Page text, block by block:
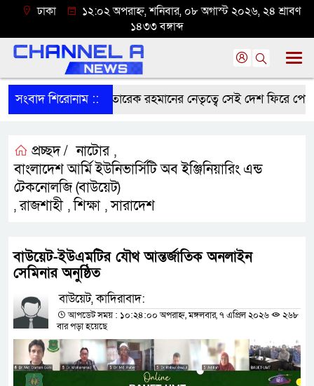
ঢাকা
১২:০২ অপরাহ্ন, শনিবার, ০৮ অগাস্ট ২০২৬, ২৪ শ্রাবণ
১৪৩৩ বঙ্গাব্দ
সংবাদ শিরোনাম ::
প্রধানমন্ত্রী তারেক রহমানের নেতৃত্বে সেই দেশ ফিরে
প্রচ্ছদ / নাটোর ,
বাংলাদেশ আর্মি ইউনিভার্সিটি অব ইঞ্জিনিয়ারিং এন্ড
টেকনোলজি (বাউয়েট)
,রাজশাহী ,শিক্ষা ,সারাদেশ
বাউয়েট-ইউএমটির যৌথ আন্তর্জাতিক অনলাইন
সেমিনার অনুষ্ঠিত
বাউয়েট, কাদিরাবাদ:
আপডেট সময় : ১০:২৪:০০ অপরাহ্ন, মঙ্গলবার, ৭ এপ্রিল ২০২৬
২৬৮
বার পড়া হয়েছে